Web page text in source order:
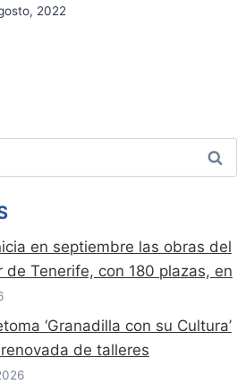
2022
en septiembre las obras del
Tenerife, con 180 plazas, en
‘Granadilla con su Cultura’
de talleres